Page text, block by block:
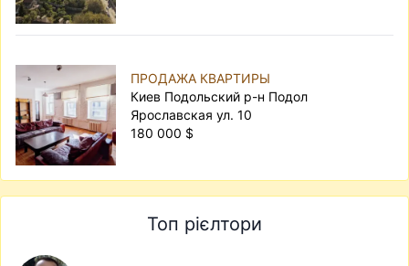
ПРОДАЖА КВАРТИРЫ
Киев Подольский р-н Подол
Ярославская ул. 10
180 000 $
Топ рієлтори